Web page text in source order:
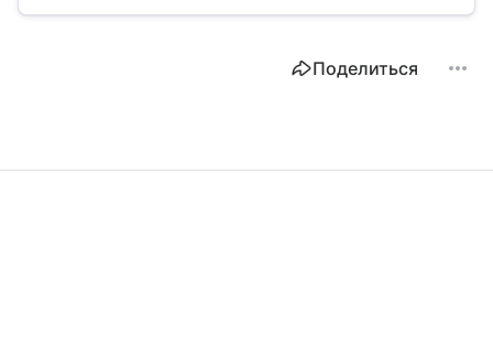
Поделиться